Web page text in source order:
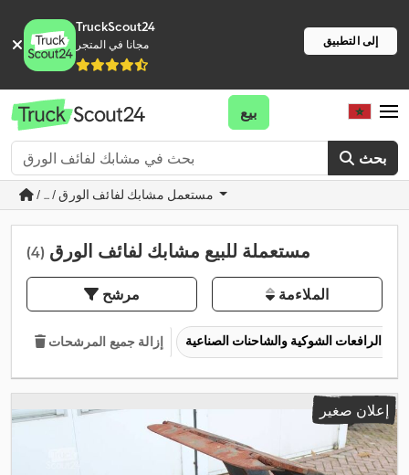
TruckScout24
مجانا في المتجر إلى التطبيق
بحث
بيع
مستعملة للبيع مشابك لفائف الورق (4)
مرشح الملاءمة
إزالة جميع المرشحات الرافعات الشوكية والشاحنات الصناعية
إعلان صغير